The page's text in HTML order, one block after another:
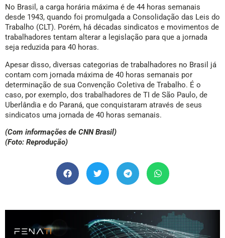
No Brasil, a carga horária máxima é de 44 horas semanais
desde 1943, quando foi promulgada a Consolidação das Leis do
Trabalho (CLT). Porém, há décadas sindicatos e movimentos de
trabalhadores tentam alterar a legislação para que a jornada
seja reduzida para 40 horas.
Apesar disso, diversas categorias de trabalhadores no Brasil já
contam com jornada máxima de 40 horas semanais por
determinação de sua Convenção Coletiva de Trabalho. É o
caso, por exemplo, dos trabalhadores de TI de São Paulo, de
Uberlândia e do Paraná, que conquistaram através de seus
sindicatos uma jornada de 40 horas semanais.
(Com informações de CNN Brasil)
(Foto: Reprodução)